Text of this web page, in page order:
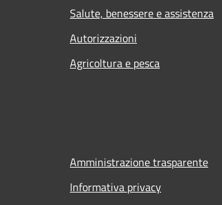
Salute, benessere e assistenza
Autorizzazioni
Agricoltura e pesca
Amministrazione trasparente
Informativa privacy